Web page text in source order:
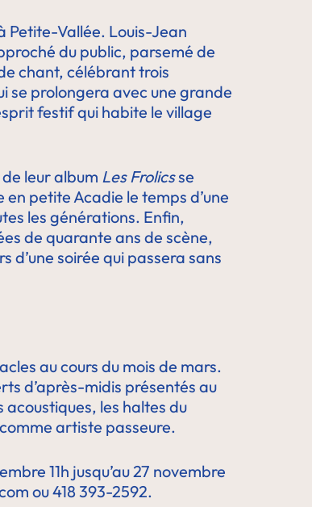
Petite-Vallée. Louis-Jean
du public, parsemé de
chant, célébrant trois
se prolongera avec une grande
festif qui habite le village
leur album Les Frolicsse
petite Acadie le temps d’une
les générations. Enfin,
de quarante ans de scène,
d’une soirée qui passera sans
au cours du mois de mars.
d’après-midis présentés au
les haltes du
artiste passeure.
11h jusqu’au 27 novembre
ou 418 393-2592.